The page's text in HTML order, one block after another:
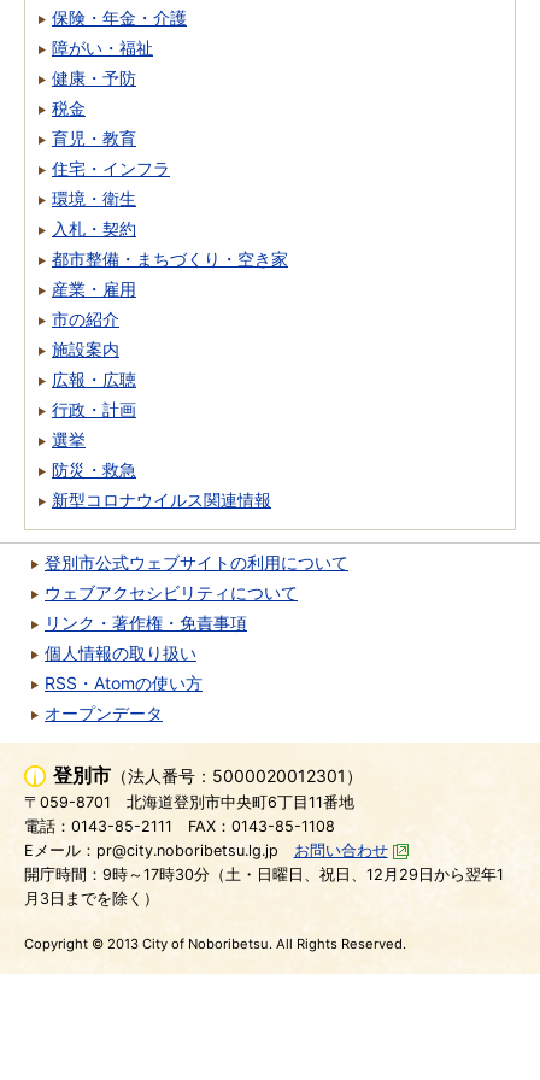
保険・年金・介護
障がい・福祉
健康・予防
税金
育児・教育
住宅・インフラ
環境・衛生
入札・契約
都市整備・まちづくり・空き家
産業・雇用
市の紹介
施設案内
広報・広聴
行政・計画
選挙
防災・救急
新型コロナウイルス関連情報
登別市公式ウェブサイトの利用について
ウェブアクセシビリティについて
リンク・著作権・免責事項
個人情報の取り扱い
RSS・Atomの使い方
オープンデータ
登別市 （法人番号：5000020012301）
〒059-8701
北海道登別市中央町6丁目11番地
電話：0143-85-2111
FAX：0143-85-1108
Eメール：pr@city.noboribetsu.lg.jp
お問い合わせ
開庁時間：9時～17時30分（土・日曜日、祝日、12月29日から翌年1
月3日までを除く）
Copyright © 2013 City of Noboribetsu. All Rights Reserved.